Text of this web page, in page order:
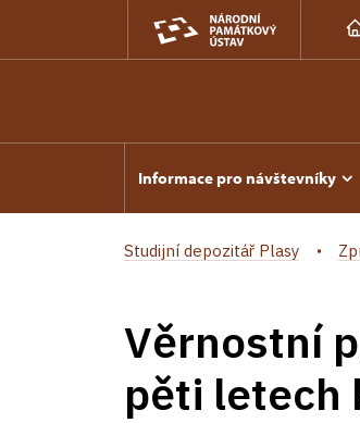
Informace pro návštevníky
Studijní depozitář Plasy
Věrnostní
pěti letech